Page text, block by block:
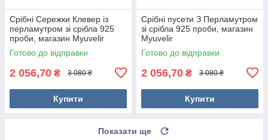
Срібні Сережки Клевер із
перламутром зі срібла 925
проби, магазин Myuvelir
Готово до відправки
2 056,70 ₴ 3 080 ₴
Купити
Срібні пусети З Перламутром
зі срібла 925 проби, магазин
Myuvelir
Готово до відправки
2 056,70 ₴ 3 080 ₴
Купити
Показати ще